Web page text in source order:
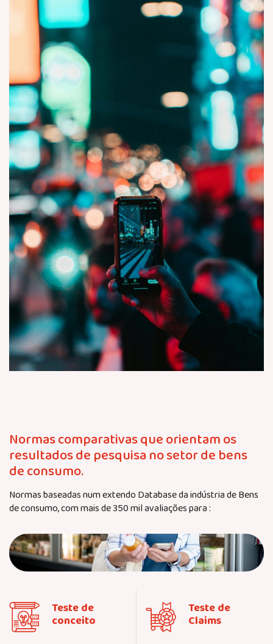
Normas comparativas que orientam os
resultados de pesquisa no setor de bens
de consumo.
Normas baseadas num extendo Database da indústria de Bens
de consumo, com mais de 350 mil avaliações para :
Teste de
conceito
Teste de
Claims